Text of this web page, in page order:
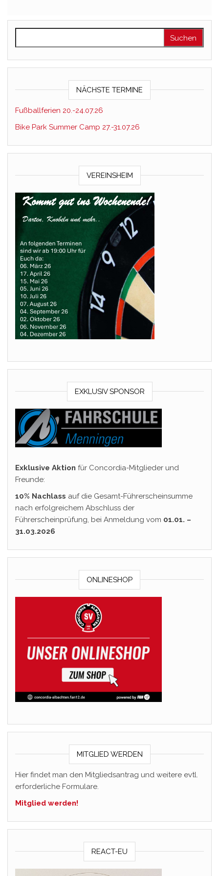
NÄCHSTE TERMINE
Fußballferien 20.-24.07.26
Bike Park Summer Camp 27.-31.07.26
VEREINSHEIM
EXKLUSIV SPONSOR
Exklusive Aktion für Concordia-Mitglieder und
Freunde:
10% Nachlass auf die Gesamt-Führerscheinsumme
nach erfolgreichem Abschluss der
Führerscheinprüfung, bei Anmeldung vom 01.01. –
31.03.2026
ONLINESHOP
MITGLIED WERDEN
Hier findet man den Mitgliedsantrag und weitere evtl.
erforderliche Formulare.
Mitglied werden!
REACT-EU